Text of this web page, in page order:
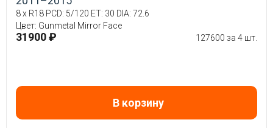
8 x R18 PCD: 5/120 ET: 30 DIA: 72.6
Цвет: Gunmetal Mirror Face
31900 ₽ 127600 за 4 шт.
В корзину